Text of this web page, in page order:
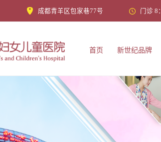
成都青羊区包家巷77号 门诊 8
首页 新世纪品牌